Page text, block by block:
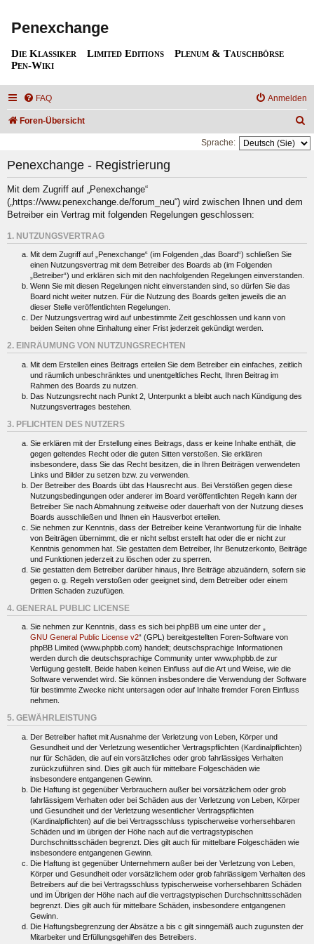
Penexchange
Die Klassiker Limited Editions
Plenum & Tauschbörse
Pen-Wiki
FAQ Anmelden
Foren-Übersicht
u
h
Sprache:
Penexchange - Registrierung
Mit dem Zugriff auf „Penexchange“
(„https://www.penexchange.de/forum_neu“) wird zwischen Ihnen und dem
Betreiber ein Vertrag mit folgenden Regelungen geschlossen:
1. NUTZUNGSVERTRAG
Mit dem Zugriff auf „Penexchange“ (im Folgenden „das Board“) schließen Sie
einen Nutzungsvertrag mit dem Betreiber des Boards ab (im Folgenden
„Betreiber“) und erklären sich mit den nachfolgenden Regelungen einverstanden.
Wenn Sie mit diesen Regelungen nicht einverstanden sind, so dürfen Sie das
Board nicht weiter nutzen. Für die Nutzung des Boards gelten jeweils die an
dieser Stelle veröffentlichten Regelungen.
Der Nutzungsvertrag wird auf unbestimmte Zeit geschlossen und kann von
beiden Seiten ohne Einhaltung einer Frist jederzeit gekündigt werden.
2. EINRÄUMUNG VON NUTZUNGSRECHTEN
Mit dem Erstellen eines Beitrags erteilen Sie dem Betreiber ein einfaches, zeitlich
und räumlich unbeschränktes und unentgeltliches Recht, Ihren Beitrag im
Rahmen des Boards zu nutzen.
Das Nutzungsrecht nach Punkt 2, Unterpunkt a bleibt auch nach Kündigung des
Nutzungsvertrages bestehen.
3. PFLICHTEN DES NUTZERS
Sie erklären mit der Erstellung eines Beitrags, dass er keine Inhalte enthält, die
gegen geltendes Recht oder die guten Sitten verstoßen. Sie erklären
insbesondere, dass Sie das Recht besitzen, die in Ihren Beiträgen verwendeten
Links und Bilder zu setzen bzw. zu verwenden.
Der Betreiber des Boards übt das Hausrecht aus. Bei Verstößen gegen diese
Nutzungsbedingungen oder anderer im Board veröffentlichten Regeln kann der
Betreiber Sie nach Abmahnung zeitweise oder dauerhaft von der Nutzung dieses
Boards ausschließen und Ihnen ein Hausverbot erteilen.
Sie nehmen zur Kenntnis, dass der Betreiber keine Verantwortung für die Inhalte
von Beiträgen übernimmt, die er nicht selbst erstellt hat oder die er nicht zur
Kenntnis genommen hat. Sie gestatten dem Betreiber, Ihr Benutzerkonto, Beiträge
und Funktionen jederzeit zu löschen oder zu sperren.
Sie gestatten dem Betreiber darüber hinaus, Ihre Beiträge abzuändern, sofern sie
gegen o. g. Regeln verstoßen oder geeignet sind, dem Betreiber oder einem
Dritten Schaden zuzufügen.
4. GENERAL PUBLIC LICENSE
Sie nehmen zur Kenntnis, dass es sich bei phpBB um eine unter der „
GNU General Public License v2“ (GPL) bereitgestellten Foren-Software von
phpBB Limited (www.phpbb.com) handelt; deutschsprachige Informationen
werden durch die deutschsprachige Community unter www.phpbb.de zur
Verfügung gestellt. Beide haben keinen Einfluss auf die Art und Weise, wie die
Software verwendet wird. Sie können insbesondere die Verwendung der Software
für bestimmte Zwecke nicht untersagen oder auf Inhalte fremder Foren Einfluss
nehmen.
5. GEWÄHRLEISTUNG
Der Betreiber haftet mit Ausnahme der Verletzung von Leben, Körper und
Gesundheit und der Verletzung wesentlicher Vertragspflichten (Kardinalpflichten)
nur für Schäden, die auf ein vorsätzliches oder grob fahrlässiges Verhalten
zurückzuführen sind. Dies gilt auch für mittelbare Folgeschäden wie
insbesondere entgangenen Gewinn.
Die Haftung ist gegenüber Verbrauchern außer bei vorsätzlichem oder grob
fahrlässigem Verhalten oder bei Schäden aus der Verletzung von Leben, Körper
und Gesundheit und der Verletzung wesentlicher Vertragspflichten
(Kardinalpflichten) auf die bei Vertragsschluss typischerweise vorhersehbaren
Schäden und im übrigen der Höhe nach auf die vertragstypischen
Durchschnittsschäden begrenzt. Dies gilt auch für mittelbare Folgeschäden wie
insbesondere entgangenen Gewinn.
Die Haftung ist gegenüber Unternehmern außer bei der Verletzung von Leben,
Körper und Gesundheit oder vorsätzlichem oder grob fahrlässigem Verhalten des
Betreibers auf die bei Vertragsschluss typischerweise vorhersehbaren Schäden
und im Übrigen der Höhe nach auf die vertragstypischen Durchschnittsschäden
begrenzt. Dies gilt auch für mittelbare Schäden, insbesondere entgangenen
Gewinn.
Die Haftungsbegrenzung der Absätze a bis c gilt sinngemäß auch zugunsten der
Mitarbeiter und Erfüllungsgehilfen des Betreibers.